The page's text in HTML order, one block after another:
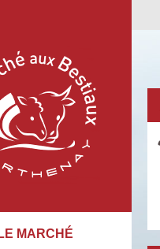
LE MARCHÉ